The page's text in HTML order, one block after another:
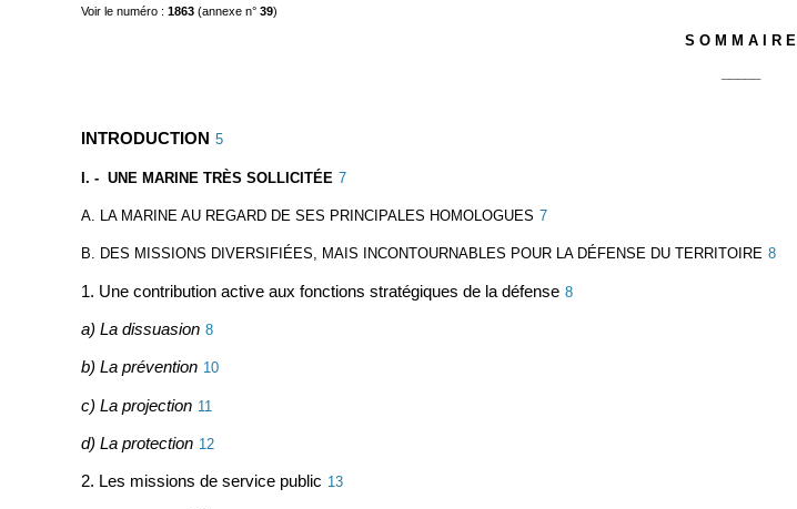
Voir le numéro : 1863 (annexe n° 39)
S O M M A I R E
INTRODUCTION 5
I. - UNE MARINE TRÈS SOLLICITÉE 7
A. LA MARINE AU REGARD DE SES PRINCIPALES HOMOLOGUES 7
B. DES MISSIONS DIVERSIFIÉES, MAIS INCONTOURNABLES POUR LA DÉFENSE DU TERRITOIRE 8
1. Une contribution active aux fonctions stratégiques de la défense 8
a) La dissuasion 8
b) La prévention 10
c) La projection 11
d) La protection 12
2. Les missions de service public 13